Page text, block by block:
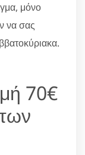
μόνο
να σας
70€